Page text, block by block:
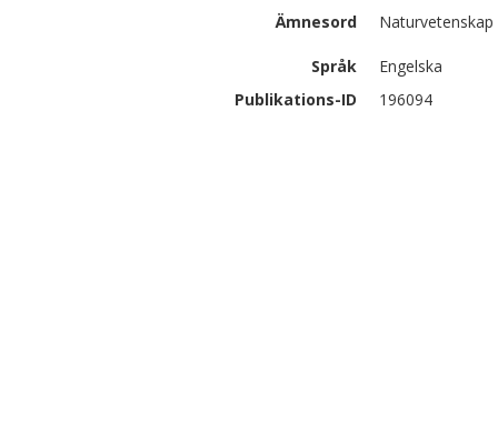
Ämnesord
Språk
Engelska
Publikations-ID
196094